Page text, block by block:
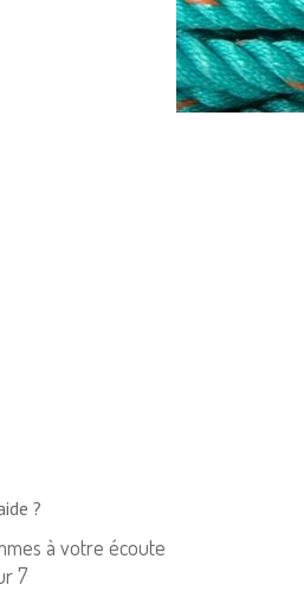
?
à votre écoute
7